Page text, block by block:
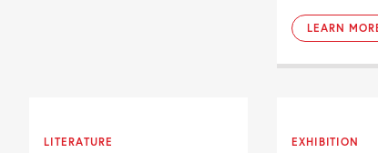
LEARN
LITERATURE EXHIBITION